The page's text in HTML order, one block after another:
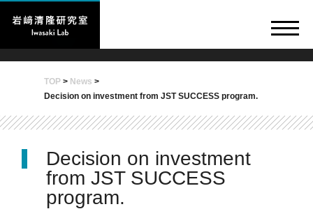
TOP> News >
Decision on investment from JST SUCCESS program.
Decision on investment
from JST SUCCESS
program.